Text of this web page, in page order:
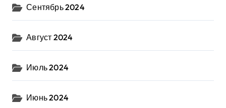
Сентябрь 2024
Август 2024
Июль 2024
Июнь 2024